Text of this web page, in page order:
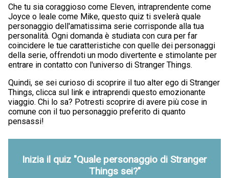
Che tu sia coraggioso come Eleven, intraprendente come
Joyce o leale come Mike, questo quiz ti svelerà quale
personaggio dell'amatissima serie corrisponde alla tua
personalità. Ogni domanda è studiata con cura per far
coincidere le tue caratteristiche con quelle dei personaggi
della serie, offrendoti un modo divertente e stimolante per
entrare in contatto con l'universo di Stranger Things.
Quindi, se sei curioso di scoprire il tuo alter ego di Stranger
Things, clicca sul link e intraprendi questo emozionante
viaggio. Chi lo sa? Potresti scoprire di avere più cose in
comune con il tuo personaggio preferito di quanto
pensassi!
Inizia il quiz "Quale personaggio di Stranger
Things sei?"